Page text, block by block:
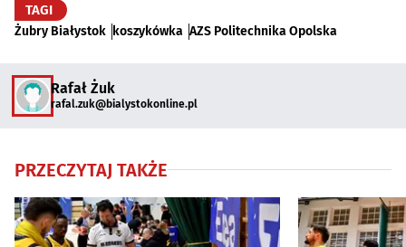
TAGI
Żubry Białystok koszykówka AZS Politechnika Opolska
Rafał Żuk
rafal.zuk@bialystokonline.pl
PRZECZYTAJ TAKŻE